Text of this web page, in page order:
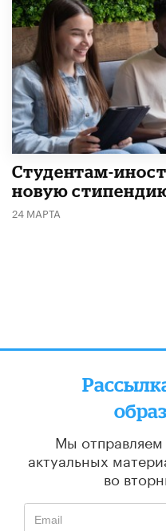
Студентам-
новую
24 МАРТА
Мы
актуальных
во